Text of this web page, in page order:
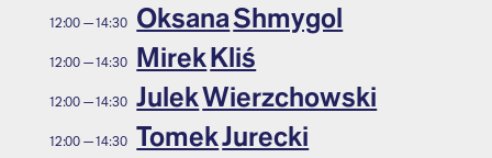
12:00 —14:30 OksanaShmygol
12:00 —14:30 MirekKliś
12:00 —14:30 JulekWierzchowski
12:00 —14:30 TomekJurecki